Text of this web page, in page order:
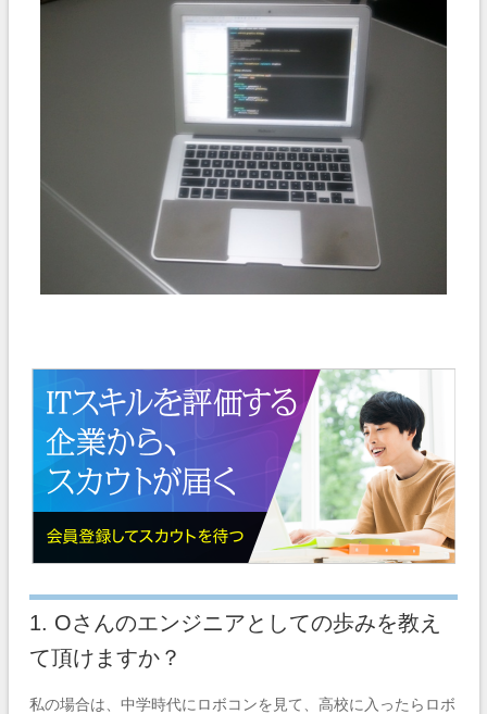
1. Oさんのエンジニアとしての歩みを教え
て頂けますか？
私の場合は、中学時代にロボコンを見て、高校に入ったらロボ